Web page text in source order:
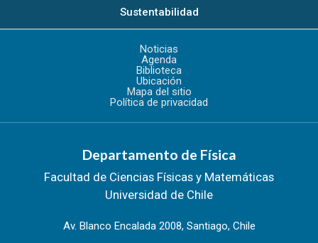
Sustentabilidad
Noticias
Agenda
Biblioteca
Ubicación
Mapa del sitio
Política de privacidad
Departamento de Física
Facultad de Ciencias Físicas y Matemáticas
Universidad de Chile
Av. Blanco Encalada 2008, Santiago, Chile